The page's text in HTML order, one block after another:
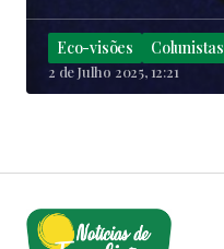
Eco-visões Colunistas
2 de Julho 2025, 12:21